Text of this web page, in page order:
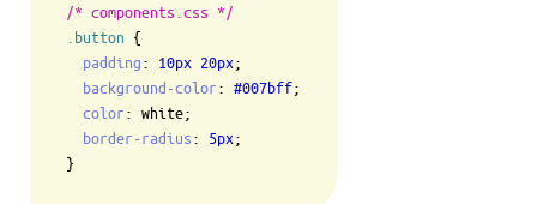
/* components.css */
.button {
padding : 10px 20px;
background-color : #007bff;
color : white;
border-radius : 5px;